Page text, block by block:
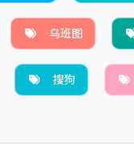
乌班图
搜狗